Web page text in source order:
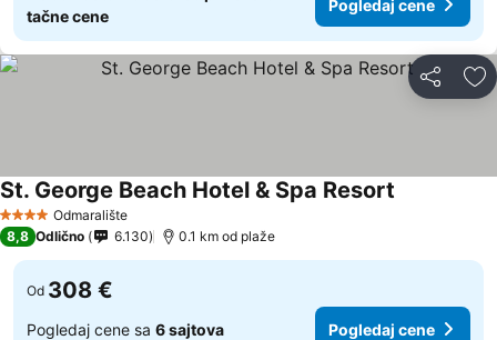
tačne cene
Pogledaj cene
Deli
4 ZvezdiceOdmaralište
St. George Beach Hotel & Spa Resort
8,8 Odlično 6.130 0.1 km od plaže
Od 308 €
Pogledaj cene sa 6 sajtova Pogledaj cene